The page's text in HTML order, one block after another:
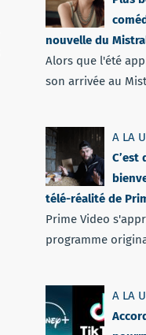
nouvelle du
Alors que l'été
son arrivée au
A LA
C’est
télé-réalité de
Prime Video
programme
A LA